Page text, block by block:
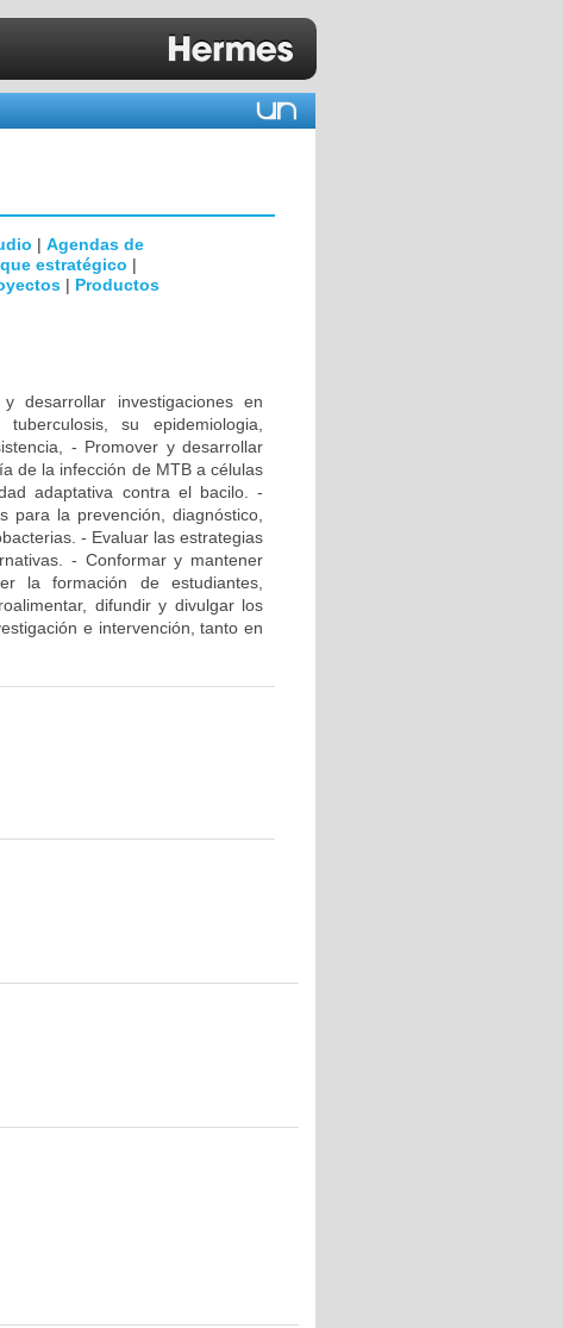
| Agendas de
estratégico |
| Productos
desarrollar investigaciones en
su epidemiologia,
- Promover y desarrollar
de la infección de MTB a células
adaptativa contra el bacilo. -
para la prevención, diagnóstico,
- Evaluar las estrategias
- Conformar y mantener
la formación de estudiantes,
difundir y divulgar los
e intervención, tanto en